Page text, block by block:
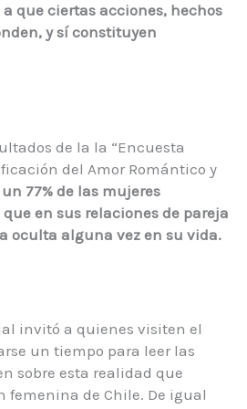
que ciertas acciones, hechos
y sí constituyen
de la la “Encuesta
del Amor Romántico y
un 77% de las mujeres
en sus relaciones de pareja
oculta alguna vez en su vida.
invitó a quienes visiten el
un tiempo para leer las
sobre esta realidad que
femenina de Chile. De igual